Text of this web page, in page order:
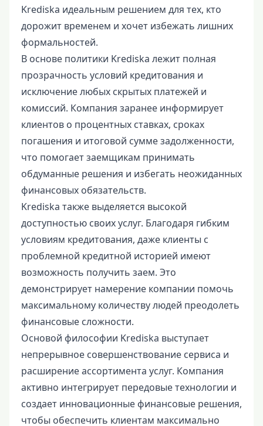
Krediska идеальным решением для тех, кто
дорожит временем и хочет избежать лишних
формальностей.
В основе политики Krediska лежит полная
прозрачность условий кредитования и
исключение любых скрытых платежей и
комиссий. Компания заранее информирует
клиентов о процентных ставках, сроках
погашения и итоговой сумме задолженности,
что помогает заемщикам принимать
обдуманные решения и избегать неожиданных
финансовых обязательств.
Krediska также выделяется высокой
доступностью своих услуг. Благодаря гибким
условиям кредитования, даже клиенты с
проблемной кредитной историей имеют
возможность получить заем. Это
демонстрирует намерение компании помочь
максимальному количеству людей преодолеть
финансовые сложности.
Основой философии Krediska выступает
непрерывное совершенствование сервиса и
расширение ассортимента услуг. Компания
активно интегрирует передовые технологии и
создает инновационные финансовые решения,
чтобы обеспечить клиентам максимально